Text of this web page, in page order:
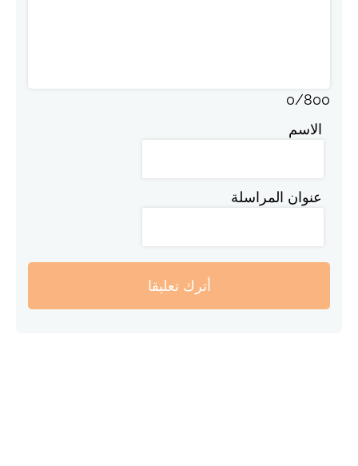
0/800
الاسم
عنوان المراسلة
أترك تعليقا